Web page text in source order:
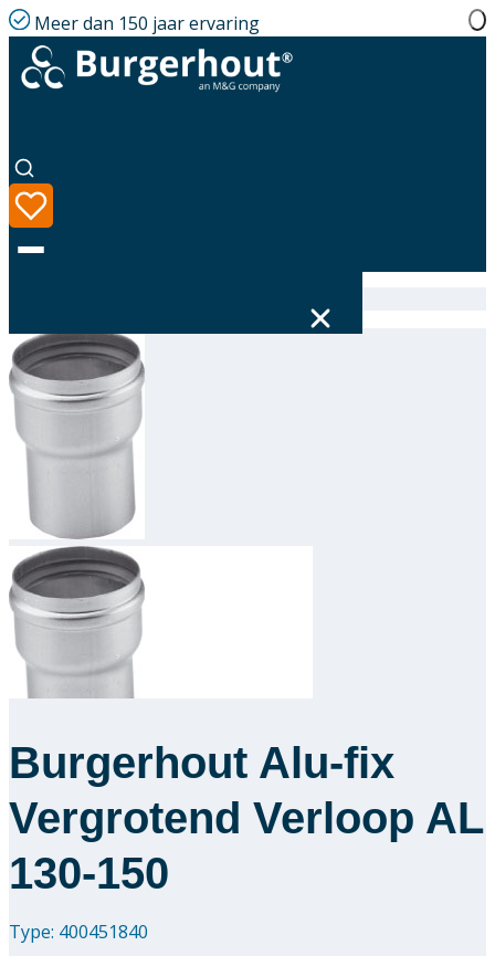
Meer dan 150 jaar ervaring
Taal
Assortiment
Oplossingen
Downloads
Academy
Burgerhout Alu-fix
Vergrotend Verloop AL
130-150
Type: 400451840